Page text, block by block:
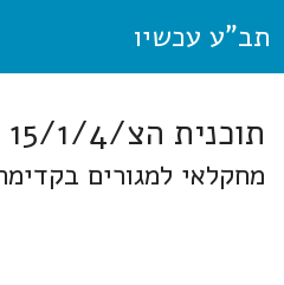
תב"ע עכשיו
תוכנית הצ/15/1/4 שרונים
מחקלאי למגורים